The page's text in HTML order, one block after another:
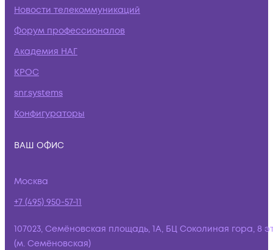
Новости телекоммуникаций
Форум профессионалов
Академия НАГ
КРОС
snr.systems
Конфигураторы
ВАШ ОФИС
Москва
+7 (495) 950-57-11
107023, Семёновская площадь, 1А, БЦ Соколиная гора, 8
(м. Семёновская)